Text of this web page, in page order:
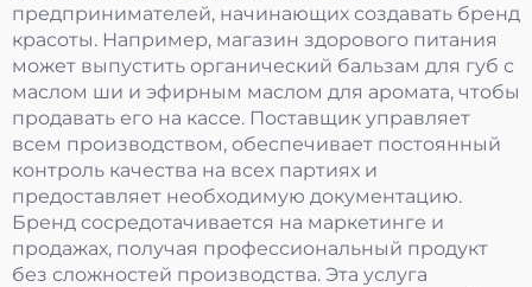
предпринимателей, начинающих создавать бренд
красоты. Например, магазин здорового питания
может выпустить органический бальзам для губ с
маслом ши и эфирным маслом для аромата, чтобы
продавать его на кассе. Поставщик управляет
всем производством, обеспечивает постоянный
контроль качества на всех партиях и
предоставляет необходимую документацию.
Бренд сосредотачивается на маркетинге и
продажах, получая профессиональный продукт
без сложностей производства. Эта услуга